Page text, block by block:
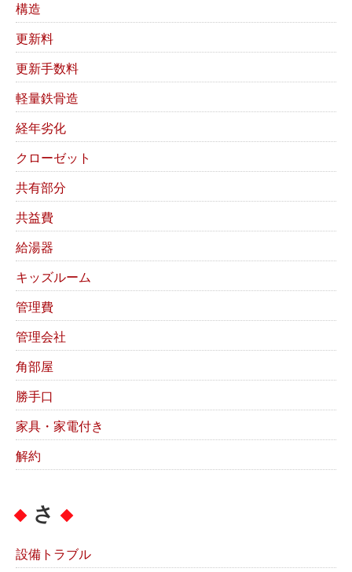
構造
更新料
更新手数料
軽量鉄骨造
経年劣化
クローゼット
共有部分
共益費
給湯器
キッズルーム
管理費
管理会社
角部屋
勝手口
家具・家電付き
解約
さ
設備トラブル